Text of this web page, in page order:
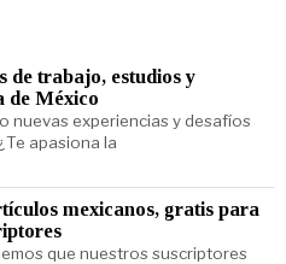
de trabajo, estudios y
de México
nuevas experiencias y desafíos
apasiona la
mexicanos, gratis para
que nuestros suscriptores